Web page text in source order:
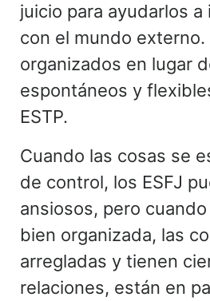
juicio para ayudarlos
con el mundo externo.
organizados en lugar
espontáneos y
ESTP.
Cuando las cosas se
de control, los ESFJ
ansiosos, pero
bien organizada, las
arregladas y tienen
relaciones, están en